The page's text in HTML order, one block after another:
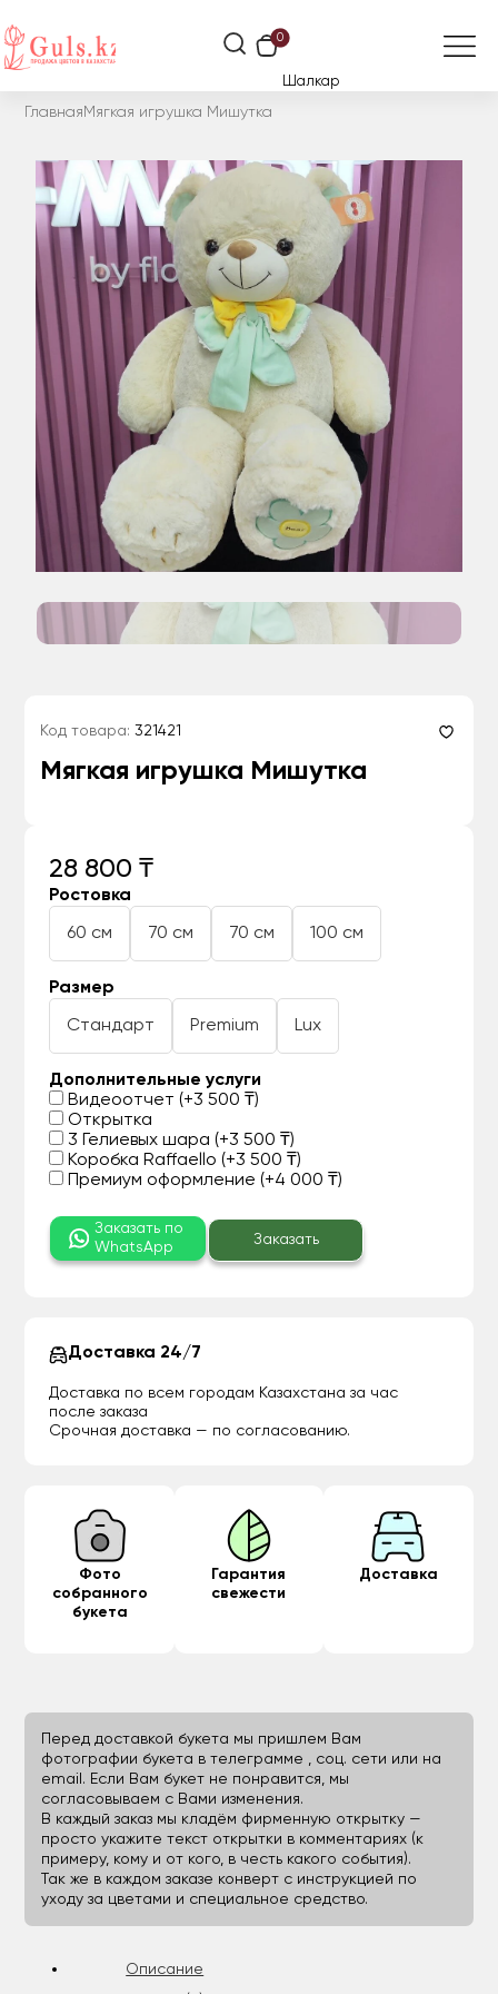
0
Шалкар
Главная Мягкая игрушка Мишутка
Код товара: 321421
Мягкая игрушка Мишутка
28 800 ₸
Ростовка
60 см 70 см 70 см 100 см
Размер
Стандарт Premium Lux
Дополнительные услуги
Видеоотчет (+3 500 ₸)
Открытка
3 Гелиевых шара (+3 500 ₸)
Коробка Raffaello (+3 500 ₸)
Премиум оформление (+4 000 ₸)
Заказать по
WhatsApp
Заказать
Доставка 24/7
Доставка по всем городам Казахстана за час
после заказа
Срочная доставка — по согласованию.
Фото
собранного
букета
Гарантия
свежести
Доставка
Перед доставкой букета мы пришлем Вам
фотографии букета в телеграмме , соц. сети или на
email. Если Вам букет не понравится, мы
согласовываем с Вами изменения.
В каждый заказ мы кладём фирменную открытку —
просто укажите текст открытки в комментариях (к
примеру, кому и от кого, в честь какого события).
Так же в каждом заказе конверт с инструкцией по
уходу за цветами и специальное средство.
Описание